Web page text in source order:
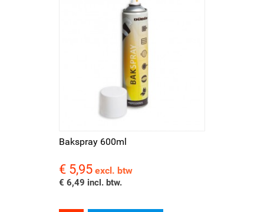
Bakspray 600ml
Prijs
€ 5,95 excl. btw
€ 6,49 incl. btw.